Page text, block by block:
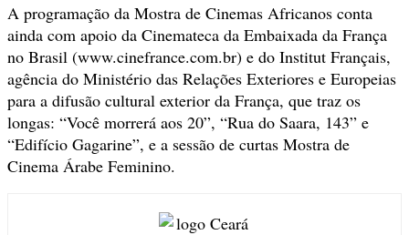
A programação da Mostra de Cinemas Africanos conta
ainda com apoio da Cinemateca da Embaixada da França
no Brasil (www.cinefrance.com.br) e do Institut Français,
agência do Ministério das Relações Exteriores e Europeias
para a difusão cultural exterior da França, que traz os
longas: “Você morrerá aos 20”, “Rua do Saara, 143” e
“Edifício Gagarine”, e a sessão de curtas Mostra de
Cinema Árabe Feminino.